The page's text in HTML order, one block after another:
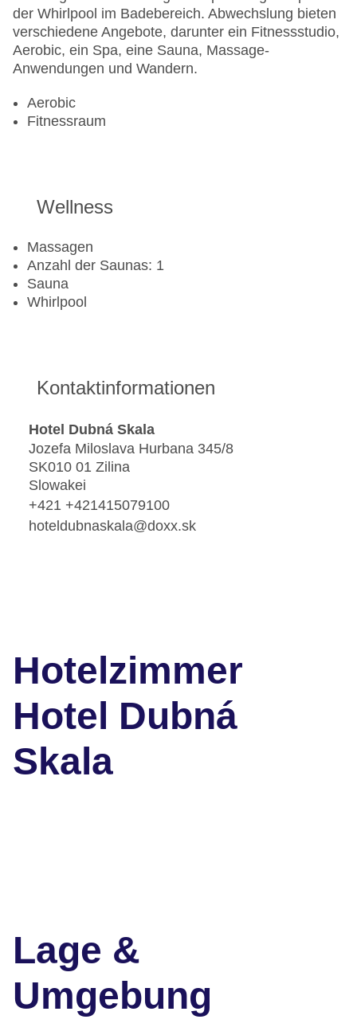
der Whirlpool im Badebereich. Abwechslung bieten
verschiedene Angebote, darunter ein Fitnessstudio,
Aerobic, ein Spa, eine Sauna, Massage-
Anwendungen und Wandern.
Aerobic
Fitnessraum
Wellness
Massagen
Anzahl der Saunas: 1
Sauna
Whirlpool
Kontaktinformationen
Hotel Dubná Skala
Jozefa Miloslava Hurbana 345/8
SK010 01 Zilina
Slowakei
+421 +421415079100
hoteldubnaskala@doxx.sk
Hotelzimmer
Hotel Dubná
Skala
Lage &
Umgebung